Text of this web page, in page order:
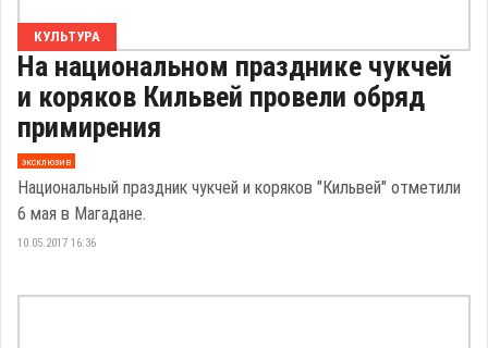
КУЛЬТУРА
На национальном празднике чукчей
и коряков Кильвей провели обряд
примирения
эксклюзив
Национальный праздник чукчей и коряков "Кильвей" отметили
6 мая в Магадане.
10.05.2017 16:36